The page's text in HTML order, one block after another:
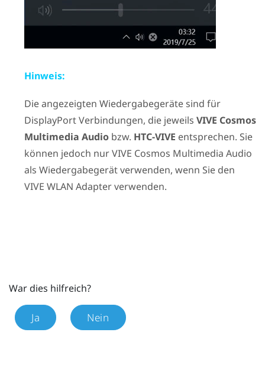
Hinweis:
Die angezeigten Wiedergabegeräte sind für
DisplayPortVerbindungen, die jeweils VIVE Cosmos
Multimedia Audiobzw. HTC-VIVE entsprechen. Sie
können jedoch nurVIVE Cosmos Multimedia Audio
als Wiedergabegerät verwenden, wenn Sie den
VIVE WLAN Adapterverwenden.
War dies hilfreich?
Ja Nein